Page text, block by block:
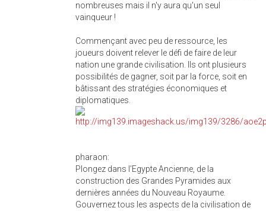
nombreuses mais il n'y aura qu'un seul
vainqueur !
Commençant avec peu de ressource, les
joueurs doivent relever le défi de faire de leur
nation une grande civilisation. Ils ont plusieurs
possibilités de gagner, soit par la force, soit en
bâtissant des stratégies économiques et
diplomatiques.
pharaon:
Plongez dans l'Egypte Ancienne, de la
construction des Grandes Pyramides aux
dernières années du Nouveau Royaume.
Gouvernez tous les aspects de la civilisation de